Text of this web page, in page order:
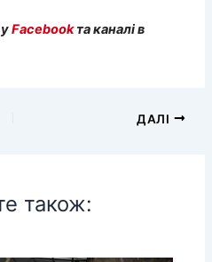
уFacebookта каналі в
ДАЛІ
також: